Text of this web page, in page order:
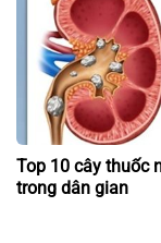
Top 10 cây thuốc
trong dân gian